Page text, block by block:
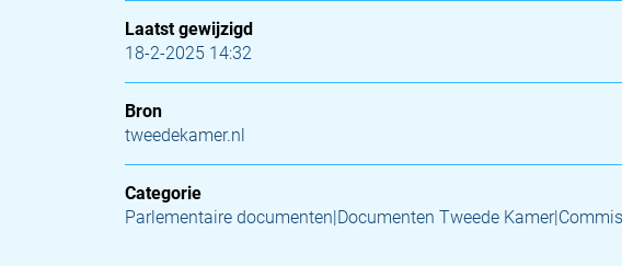
Laatst gewijzigd
18-2-2025 14:32
Bron
tweedekamer.nl
Categorie
Parlementaire documenten|Documenten Tweede